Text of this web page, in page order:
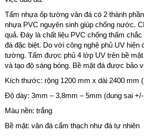
Tấm nhựa ốp tường vân đá có 2 thành
nhựa PVC nguyên sinh giúp chống nước.
quả. Đáy là chất liệu PVC chống thấm
đá đặc biệt. Do với công nghệ phủ UV hiện
tường. Tấm được phủ 4 lớp UV trên bề
và tạo độ sáng bóng. Bề mặt đá được bảo
Kích thước: rộng 1200 mm x dài 2400 mm
Độ dày: 3mm – 3,8mm – 5mm (dung sai
Màu nền: trắng
Bề mặt: vân đá cẩm thạch như đá tự nhiên